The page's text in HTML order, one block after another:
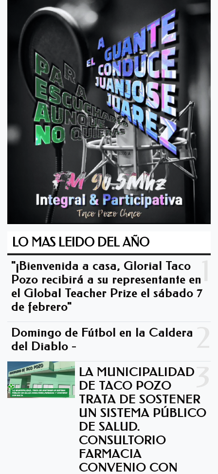
LO MAS LEIDO DEL AÑO
"¡Bienvenida a casa, Gloria! Taco
Pozo recibirá a su representante en
el Global Teacher Prize el sábado 7
de febrero"
Domingo de Fútbol en la Caldera
del Diablo -
LA MUNICIPALIDAD
DE TACO POZO
TRATA DE SOSTENER
UN SISTEMA PÚBLICO
DE SALUD.
CONSULTORIO
FARMACIA
CONVENIO CON